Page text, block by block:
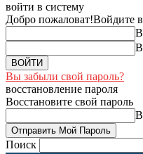
войти в систему
Добро пожаловат!Войдите
Вы забыли свой пароль?
восстановление пароля
Восстановите свой пароль
Поиск